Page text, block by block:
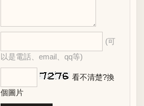
(可
以是電話、email、qq等)
看不清楚?換
個圖片